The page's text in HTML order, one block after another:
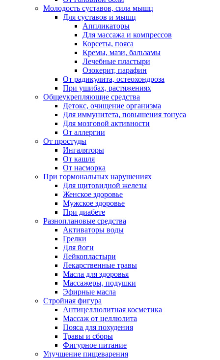
Молодость суставов, сила мышц
Для суставов и мышц
Аппликаторы
Для массажа и компрессов
Корсеты, пояса
Кремы, мази, бальзамы
Лечебные пластыри
Озокерит, парафин
От радикулита, остеохондроза
При ушибах, растяжениях
Общеукрепляющие средства
Детокс, очищение организма
Для иммунитета, повышения тонуса
Для мозговой активности
От аллергии
От простуды
Ингаляторы
От кашля
От насморка
При гормональных нарушениях
Для щитовидной железы
Женское здоровье
Мужское здоровье
При диабете
Разноплановые средства
Активаторы воды
Грелки
Для йоги
Лейкопластыри
Лекарственные травы
Масла для здоровья
Массажеры, подушки
Эфирные масла
Стройная фигура
Антицеллюлитная косметика
Массаж от целлюлита
Пояса для похудения
Травы и сборы
Фигурное питание
Улучшение пищеварения